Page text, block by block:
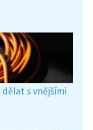
s vnějšími